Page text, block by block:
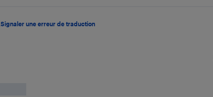
Signaler une erreur de traduction